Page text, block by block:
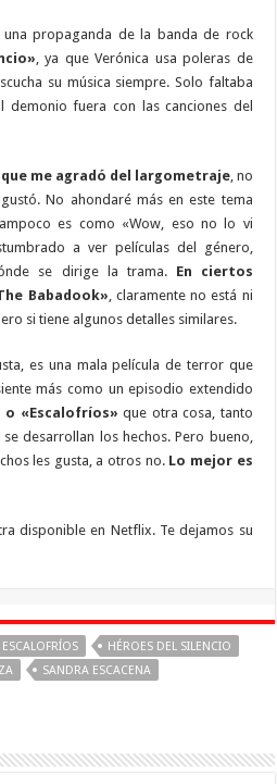
propaganda de la banda de rock
, ya que Verónica usa poleras de
su música siempre. Solo faltaba
fuera con las canciones del
que me agradó del largometraje, no
No ahondaré más en este tema
es como «Wow, eso no lo vi
a ver películas del género,
se dirige la trama. En ciertos
Babadook», claramente no está ni
si tiene algunos detalles similares.
es una mala película de terror que
más como un episodio extendido
o «Escalofríos» que otra cosa, tanto
desarrollan los hechos. Pero bueno,
les gusta, a otros no. Lo mejor es
disponible en Netflix. Te dejamos su
ESCALOFRÍOS
HÉROES DEL SILENCIO
SANDRA ESCACENA